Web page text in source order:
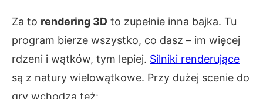
Za to rendering 3D to zupełnie inna bajka. Tu
program bierze wszystko, co dasz – im więcej
rdzeni i wątków, tym lepiej. Silniki renderujące
są z natury wielowątkowe. Przy dużej scenie do
gry wchodzą też: